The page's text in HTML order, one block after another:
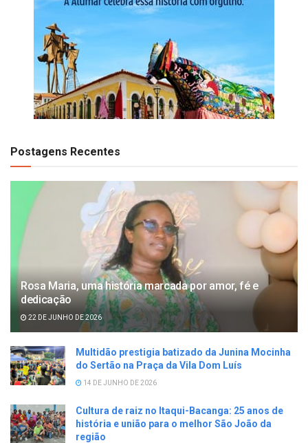
Postagens Recentes
Rosa Maria, uma história marcada por amor, fé e
dedicação
22 DE JUNHO DE 2026
Multidão prestigia batizado da Junina Mocinha
do Sertão na Praça da Vila Dom Luís
14 DE JUNHO DE 2026
Cultura de raiz no Itaqui-Bacanga: 25 anos de
história e união para o melhor São João da
região